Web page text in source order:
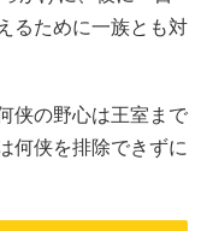
るために一族とも対
侠の野心は王室まで
何侠を排除できずに